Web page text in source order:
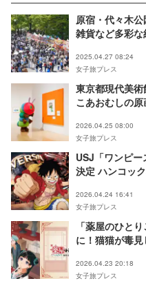
原宿・代々木
雑貨など多彩
2025.04.27 08:24
女子旅プレス
東京都現代美
こあおむしの
2026.04.25 08:00
女子旅プレス
USJ「ワンピ
決定 ハンコッ
2026.04.24 16:41
女子旅プレス
「薬屋のひと
に！猫猫が毒
2026.04.23 20:18
女子旅プレス